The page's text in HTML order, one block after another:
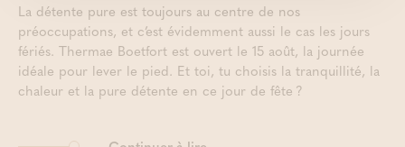
La détente pure est toujours au centre de nos
préoccupations, et c’est évidemment aussi le cas les jours
fériés. Thermae Boetfort est ouvert le 15 août, la journée
idéale pour lever le pied. Et toi, tu choisis la tranquillité, la
chaleur et la pure détente en ce jour de fête ?